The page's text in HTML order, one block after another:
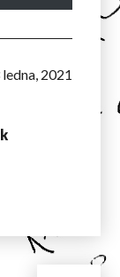
ledna, 2021